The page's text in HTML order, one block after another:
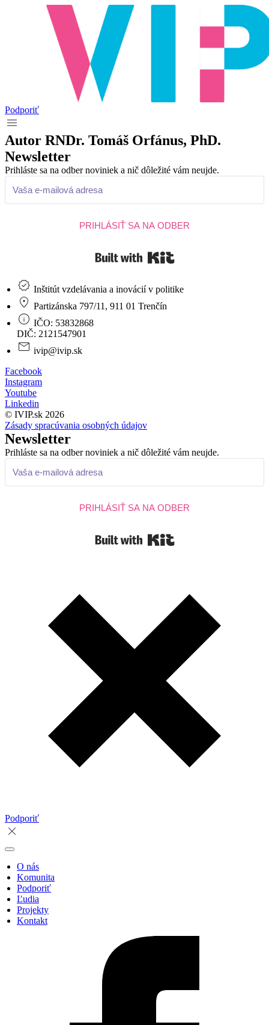
Podporiť
Autor RNDr. Tomáš Orfánus, PhD.
Newsletter
Prihláste sa na odber noviniek a nič dôležité vám neujde.
PRIHLÁSIŤ SA NA ODBER
Inštitút vzdelávania a inovácií v politike
Partizánska 797/11, 911 01 Trenčín
IČO: 53832868
DIČ: 2121547901
ivip@ivip.sk
Facebook
Instagram
Youtube
Linkedin
© IVIP.sk 2026
Zásady spracúvania osobných údajov
Newsletter
Prihláste sa na odber noviniek a nič dôležité vám neujde.
PRIHLÁSIŤ SA NA ODBER
Podporiť
O nás
Komunita
Podporiť
Ľudia
Projekty
Kontakt